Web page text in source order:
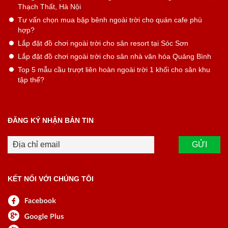
Thạch Thất, Hà Nội
Tư vấn chọn mua bập bênh ngoài trời cho quán cafe phù
hợp?
Lắp đặt đồ chơi ngoài trời cho sân resort tại Sóc Sơn
Lắp đặt đồ chơi ngoài trời cho sân nhà văn hóa Quảng Bình
Top 5 mẫu cầu trượt liên hoàn ngoài trời 1 khối cho sân khu
tập thể?
ĐĂNG KÝ NHẬN BẢN TIN
KẾT NỐI VỚI CHÚNG TÔI